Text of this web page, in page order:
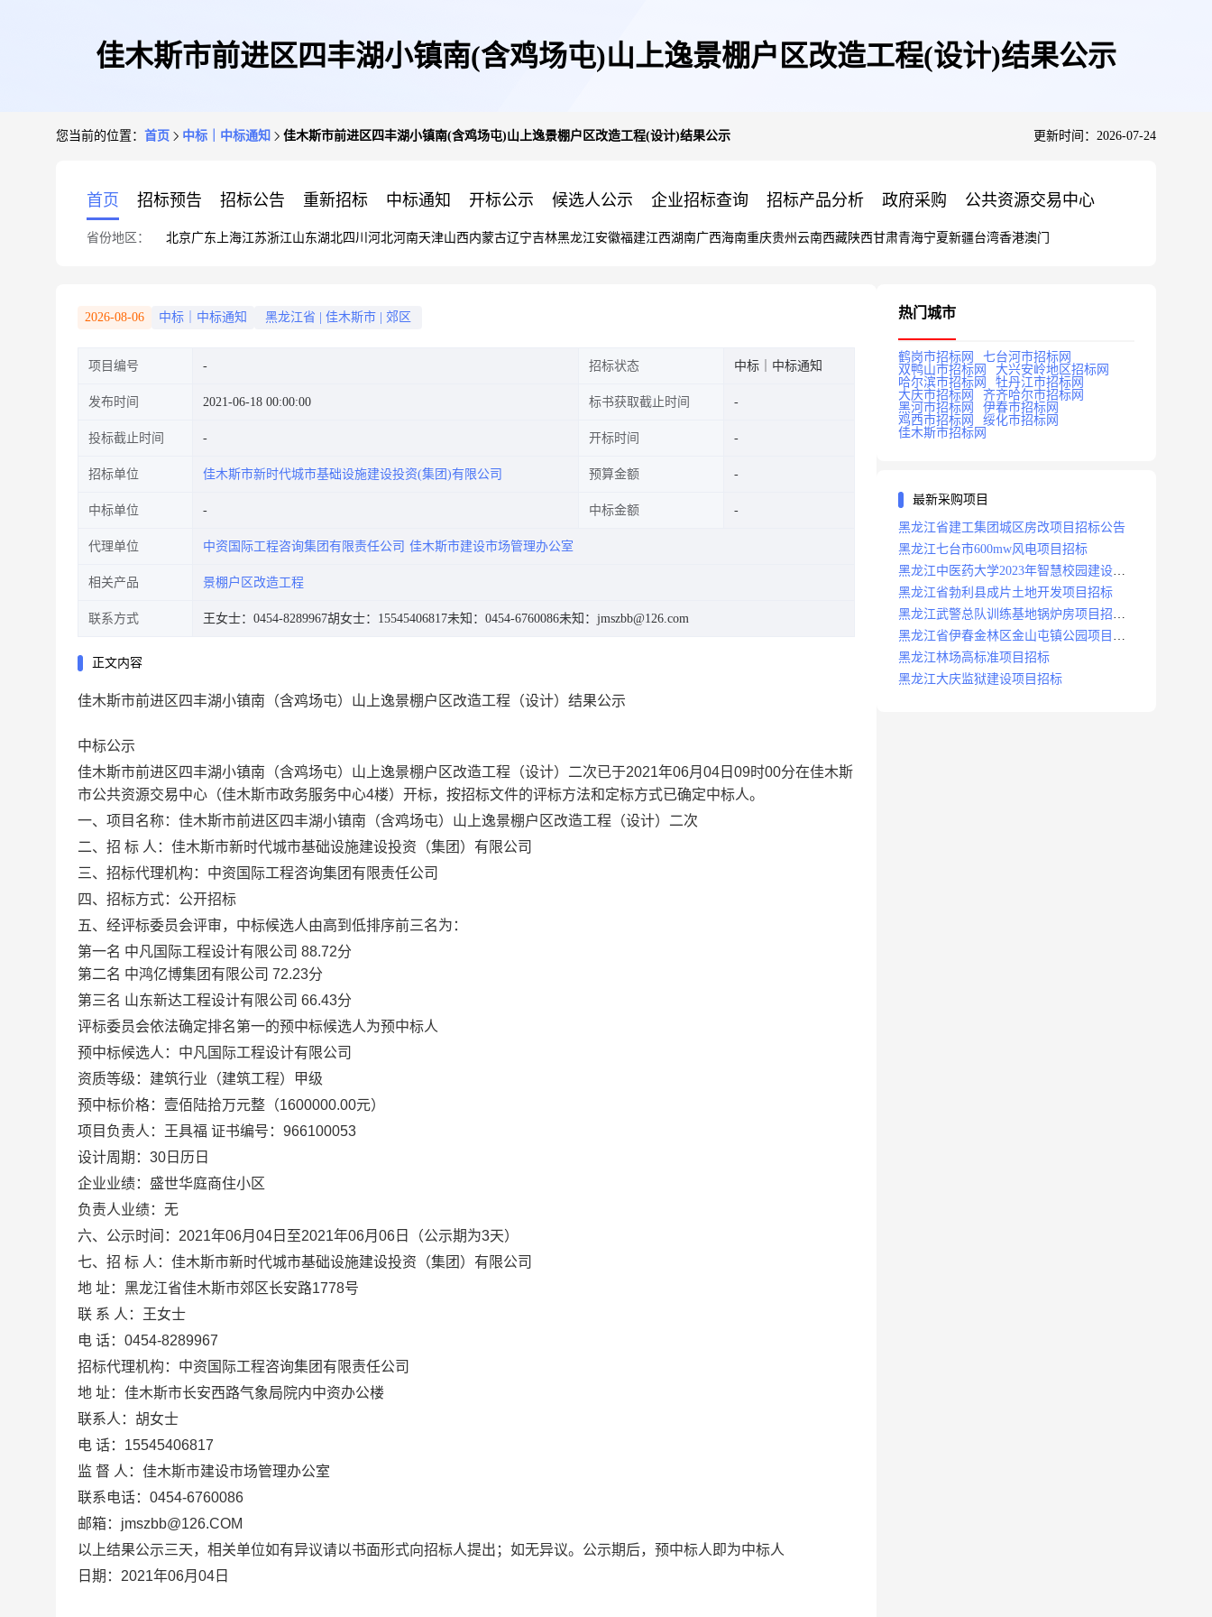
佳木斯市前进区四丰湖小镇南(含鸡场屯)山上逸景棚户区改造工程(设计)结果公示
您当前的位置： 首页 中标｜中标通知 佳木斯市前进区四丰湖小镇南(含鸡场屯)山上逸景棚户区改造工程(设计)结果公示 更新时间：2026-07-24
首页 招标预告 招标公告 重新招标 中标通知 开标公示 候选人公示 企业招标查询 招标产品分析 政府采购 公共资源交易中心
省份地区： 北京广东 上海江苏浙江山东湖北四川 河北河南天津山西内蒙古辽宁吉林黑龙江安徽福建江西湖南广西海南重庆贵州 云南西藏陕西甘肃青海宁夏新疆台湾香港澳门
2026-08-06 中标｜中标通知 黑龙江省 佳木斯市 郊区
项目编号 招标状态 中标｜中标通知
发布时间 2021-06-18 00:00:00 标书获取截止时间
投标截止时间 开标时间
招标单位 佳木斯市新时代城市基础设施建设投资(集团)有限公司 预算金额
中标单位 中标金额
代理单位 中资国际工程咨询集团有限责任公司 佳木斯市建设市场管理办公室
相关产品 景棚户区改造工程
联系方式 王女士：0454-8289967胡女士：15545406817未知：0454-6760086未知：jmszbb@126.com
正文内容
佳木斯市前进区四丰湖小镇南（含鸡场屯）山上逸景棚户区改造工程（设计）结果公示
中标公示
佳木斯市前进区四丰湖小镇南（含鸡场屯）山上逸景棚户区改造工程（设计）二次已于2021年06月 04 日 09时00分在佳木斯
市公共资源交易中心（佳木斯市政务服务中心4楼）开标，按招标文件的评标方法和定标方式已确定中标人。
一、项目名称：佳木斯市前进区四丰湖小镇南（含鸡场屯）山上逸景棚户区改造工程（设计）二次
二、招 标 人：佳木斯市新时代城市基础设施建设投资（集团）有限公司
三、招标代理机构：中资国际工程咨询集团有限责任公司
四、招标方式：公开招标
五、经评标委员会评审，中标候选人由高到低排序前三名为：
第一名 中凡国际工程设计有限公司 88.72分
第二名 中鸿亿博集团有限公司 72.23分
第三名 山东新达工程设计有限公司 66.43分
评标委员会依法确定排名第一的预中标候选人为预中标人
预中标候选人：中凡国际工程设计有限公司
资质等级：建筑行业（建筑工程）甲级
预中标价格：壹佰陆拾万元整（1600000.00元）
项目负责人：王具福 证书编号： 966100053
设计周期： 30 日历日
企业业绩：盛世华庭商住小区
负责人业绩：无
六、公示时间： 2021年06月 04 日至2021年06月 06 日（公示期为3天）
七、招 标 人：佳木斯市新时代城市基础设施建设投资（集团）有限公司
地 址：黑龙江省佳木斯市郊区长安路1778号
联 系 人：王女士
电 话： 0454-8289967
招标代理机构：中资国际工程咨询集团有限责任公司
地 址：佳木斯市长安西路气象局院内中资办公楼
联系人：胡女士
电 话： 15545406817
监 督 人：佳木斯市建设市场管理办公室
联系电话： 0454-6760086
邮箱： jmszbb@126.COM
以上结果公示三天，相关单位如有异议请以书面形式向招标人提出；如无异议。公示期后，预中标人即为中标人
日期： 2021年06月 04 日
热门城市
鹤岗市招标网
七台河市招标网
双鸭山市招标网
大兴安岭地区招标网
哈尔滨市招标网
牡丹江市招标网
大庆市招标网
齐齐哈尔市招标网
黑河市招标网
伊春市招标网
鸡西市招标网
绥化市招标网
佳木斯市招标网
最新采购项目
黑龙江省建工集团城区房改项目招标公告
黑龙江七台市600mw风电项目招标
黑龙江中医药大学2023年智慧校园建设项
目招标公告
黑龙江省勃利县成片土地开发项目招标
黑龙江武警总队训练基地锅炉房项目招标
公示
黑龙江省伊春金林区金山屯镇公园项目招
标公告
黑龙江林场高标准项目招标
黑龙江大庆监狱建设项目招标